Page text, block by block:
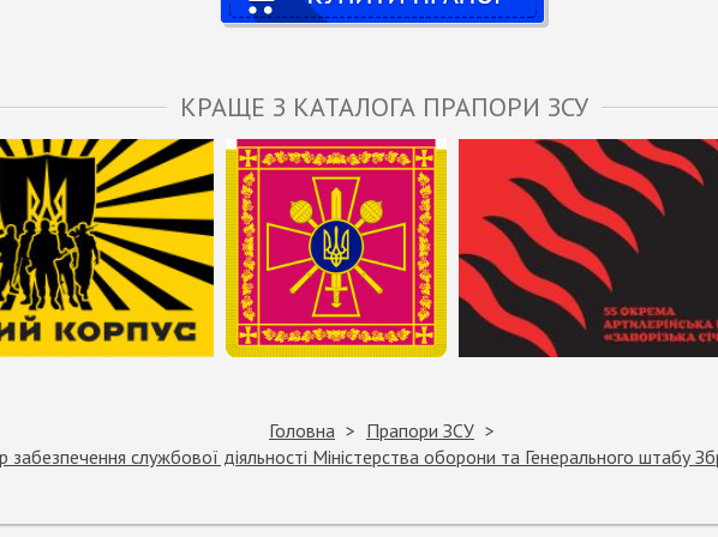
КРАЩЕ З КАТАЛОГА ПРАПОРИ ЗСУ
Головна
Прапори ЗСУ
службової діяльності Міністерства оборони та Генерального штабу